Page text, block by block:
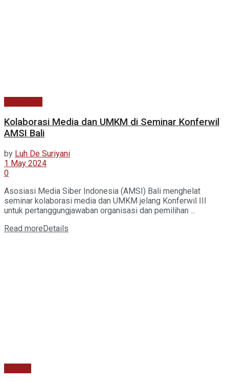
Kolaborasi Media dan UMKM di Seminar Konferwil
AMSI Bali
by Luh De Suriyani
1 May 2024
0
Asosiasi Media Siber Indonesia (AMSI) Bali menghelat
seminar kolaborasi media dan UMKM jelang Konferwil III
untuk pertanggungjawaban organisasi dan pemilihan ...
Read moreDetails